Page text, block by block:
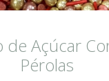
de Açúcar
Pérolas